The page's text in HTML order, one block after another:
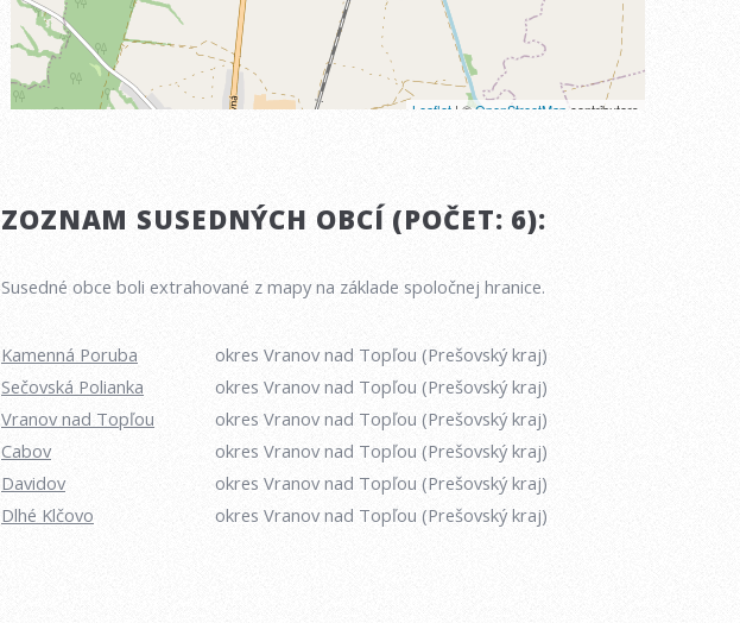
ZOZNAM SUSEDNÝCH OBCÍ (POČET: 6):
Susedné obce boli extrahované z mapy na základe spoločnej hranice.
Kamenná Poruba
okres Vranov nad Topľou (Prešovský kraj)
Sečovská Polianka
okres Vranov nad Topľou (Prešovský kraj)
Vranov nad Topľou
okres Vranov nad Topľou (Prešovský kraj)
Cabov
okres Vranov nad Topľou (Prešovský kraj)
Davidov
okres Vranov nad Topľou (Prešovský kraj)
Dlhé Klčovo
okres Vranov nad Topľou (Prešovský kraj)